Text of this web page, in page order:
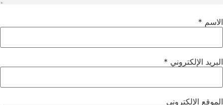
الاسم *
البريد الإلكتروني *
الموقع الإلكتروني